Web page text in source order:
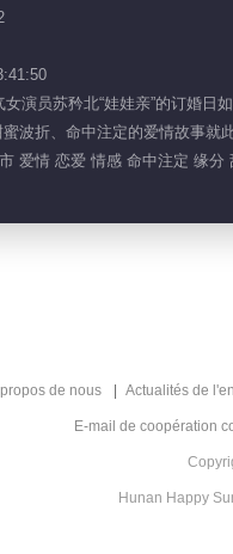
演员苏矜北“娃娃亲”的订婚
波折、命中注定的爱情故事就
爱情 恋爱 情感 命中注定 缘
de nous Actualités de
E-mail de coopération
Hunan Happy